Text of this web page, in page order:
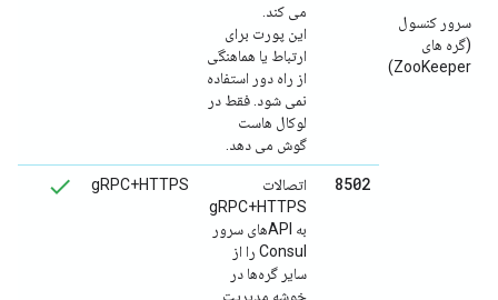
سرور کنسول
(گره های
ZooKeeper)
می کند.
این پورت برای
ارتباط یا هماهنگی
از راه دور استفاده
نمی شود. فقط در
لوکال هاست
گوش می دهد.
8502
اتصالات
gRPC+HTTPS
به APIهای سرور
Consul را از
سایر گره‌ها در
خوشه مدیریت
gRPC+HTTPS